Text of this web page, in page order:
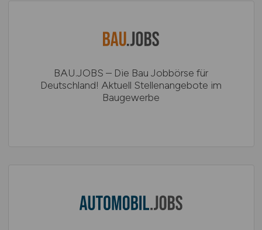
BAU.JOBS – Die Bau Jobbörse für
Deutschland! Aktuell Stellenangebote im
Baugewerbe